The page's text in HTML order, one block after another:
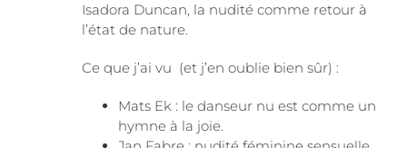
Isadora Duncan, la nudité comme retour à
l’état de nature.
Ce que j’ai vu (et j’en oublie bien sûr) :
Mats Ek : le danseur nu est comme un
hymne à la joie.